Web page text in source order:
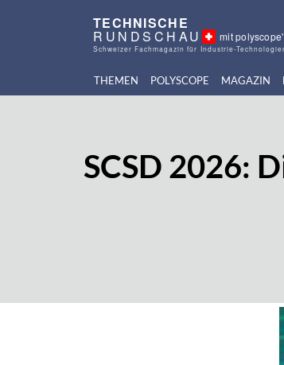
TECHNISCHE
RUNDSCHAU mit polyscope'
Schweizer Fachmagazin für Industrie-
THEMEN POLYSCOPE MAGAZIN
SCSD 2026: